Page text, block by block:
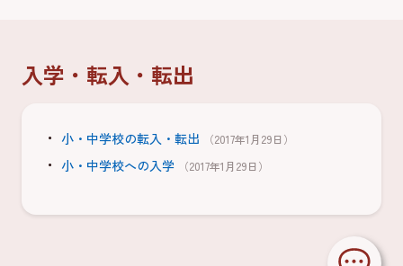
入学・転入・転出
小・中学校の転入・転出 （2017年1月29日）
小・中学校への入学 （2017年1月29日）